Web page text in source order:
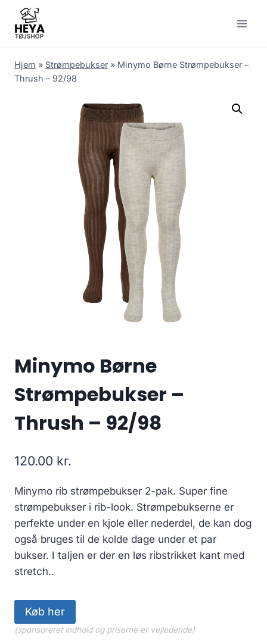
content
Hjem » Strømpebukser » Minymo Børne Strømpebukser –
Thrush – 92/98
Minymo Børne
Strømpebukser –
Thrush – 92/98
120.00 kr.
Minymo rib strømpebukser 2-pak. Super fine
strømpebukser i rib-look. Strømpebukserne er
perfekte under en kjole eller nederdel, de kan dog
også bruges til de kolde dage under et par
bukser. I taljen er der en løs ribstrikket kant med
stretch..
Køb her
(sponsoreret indhold og priserne er vejledende)